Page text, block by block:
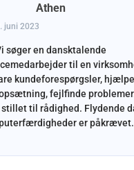
Athen
juni 2023
søger en dansktalende
til en
kundeforespørgsler,
fejlfinde
til rådighed. Flydende
er påkrævet.